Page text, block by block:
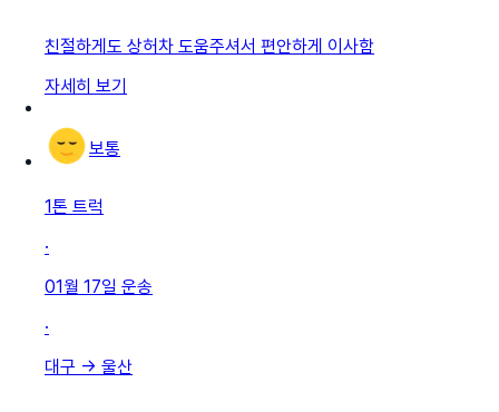
친절하게도 상허차 도움주셔서 편안하게 이사함
자세히 보기
보통
1톤 트럭
·
01월 17일 운송
·
대구 → 울산